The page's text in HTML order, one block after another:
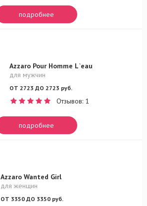
подробнее
Azzaro Pour Homme L`eau
для мужчин
ОТ 2723 ДО 2723 руб.
Отзывов: 1
подробнее
Azzaro Wanted Girl
для женщин
ОТ 3350 ДО 3350 руб.